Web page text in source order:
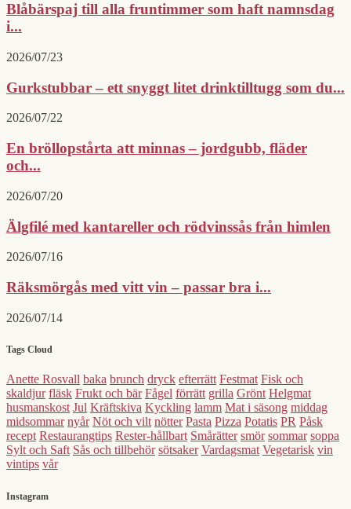
Blåbärspaj till alla fruntimmer som haft namnsdag
i...
2026/07/23
Gurkstubbar – ett snyggt litet drinktilltugg som du...
2026/07/22
En bröllopstårta att minnas – jordgubb, fläder
och...
2026/07/20
Älgfilé med kantareller och rödvinssås från himlen
2026/07/16
Räksmörgås med vitt vin – passar bra i...
2026/07/14
Tags Cloud
Anette Rosvall baka brunch dryck efterrätt Festmat Fisk och
skaldjur fläsk Frukt och bär Fågel förrätt grilla Grönt Helgmat
husmanskost Jul Kräftskiva Kyckling lamm Mat i säsong middag
midsommar nyår Nöt och vilt nötter Pasta Pizza Potatis PR Påsk
recept Restaurangtips Rester-hållbart Smårätter smör sommar soppa
Sylt och Saft Sås och tillbehör sötsaker Vardagsmat Vegetarisk vin
vintips vår
Instagram